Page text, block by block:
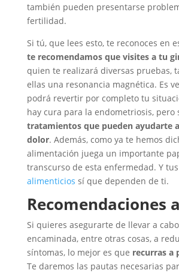
también pueden presentarse
fertilidad.
Si tú, que lees esto, te reconoces en
te recomendamos que visites a tu
quien te realizará diversas pruebas,
ellas una resonancia magnética. Es
podrá revertir por completo tu
hay cura para la endometriosis, pero
tratamientos que pueden ayudarte
dolor. Además, como ya te hemos
alimentación juega un importante
transcurso de esta enfermedad. Y tus
alimenticios sí que dependen de ti.
Recomendaciones
Si quieres asegurarte de llevar a
encaminada, entre otras cosas, a
síntomas, lo mejor es que recurras a
Te daremos las pautas necesarias